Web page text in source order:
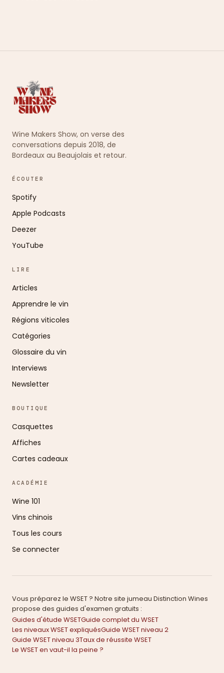
Wine Makers Show, on verse des
conversations depuis 2018, de
Bordeaux au Beaujolais et retour.
ÉCOUTER
Spotify
Apple Podcasts
Deezer
YouTube
LIRE
Articles
Apprendre le vin
Régions viticoles
Catégories
Glossaire du vin
Interviews
Newsletter
BOUTIQUE
Casquettes
Affiches
Cartes cadeaux
ACADÉMIE
Wine 101
Vins chinois
Tous les cours
Se connecter
Vous préparez le WSET ? Notre site jumeau Distinction Wines
propose des guides d'examen gratuits :
Guides d'étude WSETGuide complet du WSET
Les niveaux WSET expliquésGuide WSET niveau 2
Guide WSET niveau 3Taux de réussite WSET
Le WSET en vaut-il la peine ?